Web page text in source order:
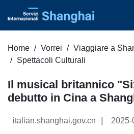
Home Vorrei Viaggiare a
Spettacoli Culturali
Il musical britannico
debutto in Cina a
italian.shanghai.gov.cn | 2025-